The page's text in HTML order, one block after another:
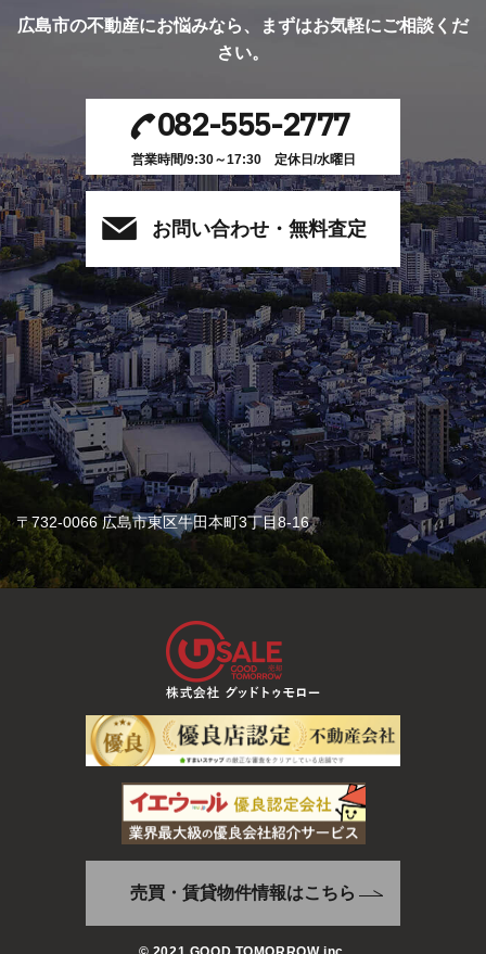
広島市の不動産にお悩みなら、
まずはお気軽にご相談くだ
さい。
082-555-2777
営業時間/9:30～17:30 定休日/水曜日
お問い合わせ・無料査定
〒732-0066 広島市東区牛田本町3丁目8-16
売買・賃貸物件情報はこちら